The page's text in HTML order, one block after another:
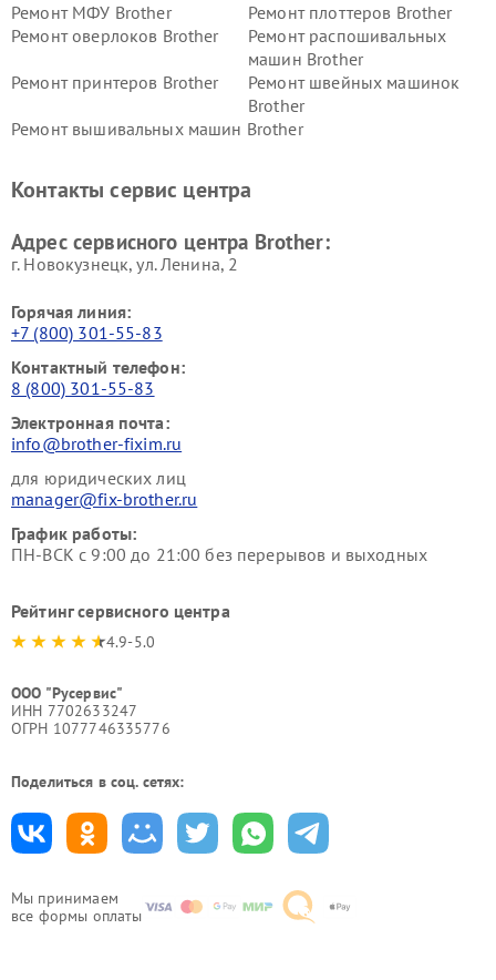
Мы принимаем
все формы оплаты
Ремонт МФУ Brother
Ремонт плоттеров Brother
Ремонт оверлоков Brother
Ремонт распошивальных
машин Brother
Ремонт принтеров Brother
Ремонт швейных машинок
Brother
Ремонт вышивальных машин Brother
Контакты сервис центра
Адрес сервисного центра Brother:
г. Новокузнецк, ул. Ленина, 2
Горячая линия:
+7 (800) 301-55-83
Контактный телефон:
8 (800) 301-55-83
Электронная почта:
info@brother-fixim.ru
для юридических лиц
manager@fix-brother.ru
График работы:
ПН-ВСК с 9:00 до 21:00 без перерывов и выходных
Рейтинг сервисного центра
4.9-5.0
ООО "Русервис"
ИНН 7702633247
ОГРН 1077746335776
Поделиться в соц. сетях: